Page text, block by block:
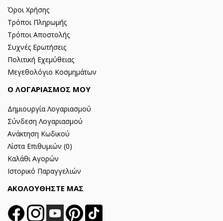
Όροι Χρήσης
Τρόποι Πληρωμής
Τρόποι Αποστολής
Συχνές Ερωτήσεις
Πολιτική Εχεμύθειας
Μεγεθολόγιο Κοσμημάτων
Ο ΛΟΓΑΡΙΑΣΜΟΣ ΜΟΥ
Δημιουργία Λογαριασμού
Σύνδεση Λογαριασμού
Ανάκτηση Κωδικού
Λίστα Επιθυμιών (0)
Καλάθι Αγορών
Ιστορικό Παραγγελιών
ΑΚΟΛΟΥΘΗΣΤΕ ΜΑΣ